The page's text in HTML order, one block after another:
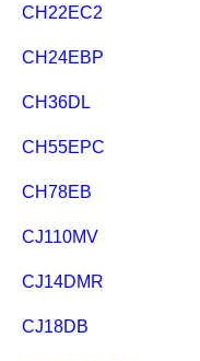
CH22EC2
CH24EBP
CH36DL
CH55EPC
CH78EB
CJ110MV
CJ14DMR
CJ18DB